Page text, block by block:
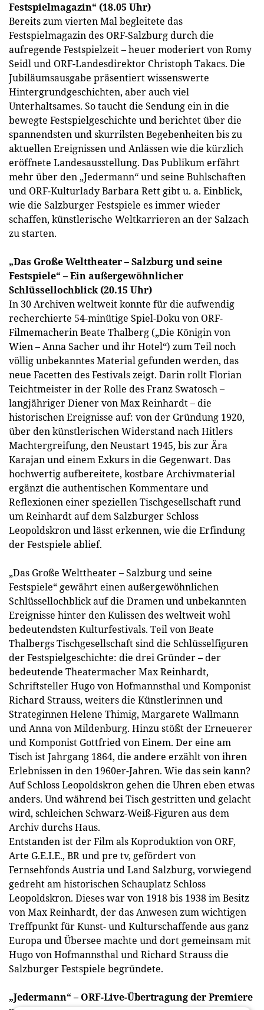
Festspielmagazin“ (18.05 Uhr)
Bereits zum vierten Mal begleitete das
Festspielmagazin des ORF-Salzburg durch die
aufregende Festspielzeit – heuer moderiert von Romy
Seidl und ORF-Landesdirektor Christoph Takacs. Die
Jubiläumsausgabe präsentiert wissenswerte
Hintergrundgeschichten, aber auch viel
Unterhaltsames. So taucht die Sendung ein in die
bewegte Festspielgeschichte und berichtet über die
spannendsten und skurrilsten Begebenheiten bis zu
aktuellen Ereignissen und Anlässen wie die kürzlich
eröffnete Landesausstellung. Das Publikum erfährt
mehr über den „Jedermann“ und seine Buhlschaften
und ORF-Kulturlady Barbara Rett gibt u. a. Einblick,
wie die Salzburger Festspiele es immer wieder
schaffen, künstlerische Weltkarrieren an der Salzach
zu starten.
„Das Große Welttheater – Salzburg und seine
Festspiele“ – Ein außergewöhnlicher
Schlüssellochblick (20.15 Uhr)
In 30 Archiven weltweit konnte für die aufwendig
recherchierte 54-minütige Spiel-Doku von ORF-
Filmemacherin Beate Thalberg („Die Königin von
Wien – Anna Sacher und ihr Hotel“) zum Teil noch
völlig unbekanntes Material gefunden werden, das
neue Facetten des Festivals zeigt. Darin rollt Florian
Teichtmeister in der Rolle des Franz Swatosch –
langjähriger Diener von Max Reinhardt – die
historischen Ereignisse auf: von der Gründung 1920,
über den künstlerischen Widerstand nach Hitlers
Machtergreifung, den Neustart 1945, bis zur Ära
Karajan und einem Exkurs in die Gegenwart. Das
hochwertig aufbereitete, kostbare Archivmaterial
ergänzt die authentischen Kommentare und
Reflexionen einer speziellen Tischgesellschaft rund
um Reinhardt auf dem Salzburger Schloss
Leopoldskron und lässt erkennen, wie die Erfindung
der Festspiele ablief.
„Das Große Welttheater – Salzburg und seine
Festspiele“ gewährt einen außergewöhnlichen
Schlüssellochblick auf die Dramen und unbekannten
Ereignisse hinter den Kulissen des weltweit wohl
bedeutendsten Kulturfestivals. Teil von Beate
Thalbergs Tischgesellschaft sind die Schlüsselfiguren
der Festspielgeschichte: die drei Gründer – der
bedeutende Theatermacher Max Reinhardt,
Schriftsteller Hugo von Hofmannsthal und Komponist
Richard Strauss, weiters die Künstlerinnen und
Strateginnen Helene Thimig, Margarete Wallmann
und Anna von Mildenburg. Hinzu stößt der Erneuerer
und Komponist Gottfried von Einem. Der eine am
Tisch ist Jahrgang 1864, die andere erzählt von ihren
Erlebnissen in den 1960er-Jahren. Wie das sein kann?
Auf Schloss Leopoldskron gehen die Uhren eben etwas
anders. Und während bei Tisch gestritten und gelacht
wird, schleichen Schwarz-Weiß-Figuren aus dem
Archiv durchs Haus.
Entstanden ist der Film als Koproduktion von ORF,
Arte G.E.I.E., BR und pre tv, gefördert von
Fernsehfonds Austria und Land Salzburg, vorwiegend
gedreht am historischen Schauplatz Schloss
Leopoldskron. Dieses war von 1918 bis 1938 im Besitz
von Max Reinhardt, der das Anwesen zum wichtigen
Treffpunkt für Kunst- und Kulturschaffende aus ganz
Europa und Übersee machte und dort gemeinsam mit
Hugo von Hofmannsthal und Richard Strauss die
Salzburger Festspiele begründete.
„Jedermann“ – ORF-Live-Übertragung der Premiere